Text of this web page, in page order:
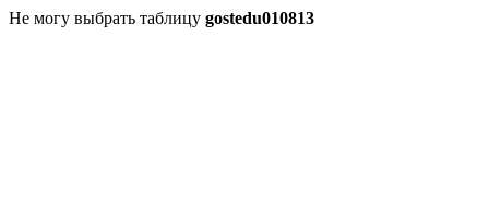
Не могу выбрать таблицу gostedu010813